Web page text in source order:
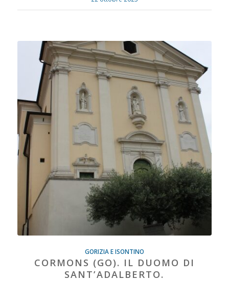
GORIZIA E ISONTINO
CORMONS (GO). IL DUOMO DI
SANT’ADALBERTO.